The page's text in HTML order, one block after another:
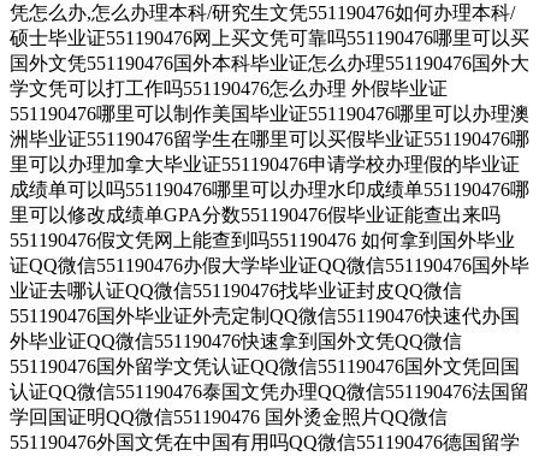
凭怎么办,怎么办理本科/研究生文凭551190476如何办理本科/
硕士毕业证551190476网上买文凭可靠吗551190476哪里可以买
国外文凭551190476国外本科毕业证怎么办理551190476国外大
学文凭可以打工作吗551190476怎么办理 外假毕业证
551190476哪里可以制作美国毕业证551190476哪里可以办理澳
洲毕业证551190476留学生在哪里可以买假毕业证551190476哪
里可以办理加拿大毕业证551190476申请学校办理假的毕业证
成绩单可以吗551190476哪里可以办理水印成绩单551190476哪
里可以修改成绩单GPA分数551190476假毕业证能查出来吗
551190476假文凭网上能查到吗551190476 如何拿到国外毕业
证QQ微信551190476办假大学毕业证QQ微信551190476国外毕
业证去哪认证QQ微信551190476找毕业证封皮QQ微信
551190476国外毕业证外壳定制QQ微信551190476快速代办国
外毕业证QQ微信551190476快速拿到国外文凭QQ微信
551190476国外留学文凭认证QQ微信551190476国外文凭回国
认证QQ微信551190476泰国文凭办理QQ微信551190476法国留
学回国证明QQ微信551190476 国外烫金照片QQ微信
551190476外国文凭在中国有用吗QQ微信551190476德国留学